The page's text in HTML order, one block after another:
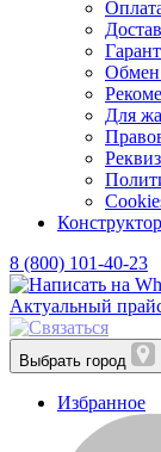
Обмен
Для
Конструктор
8 (800) 101-40-23
Актуальный
Выбрать город
Избранное